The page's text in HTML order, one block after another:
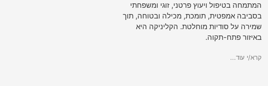
המתמחה בטיפול ויעוץ פרטני, זוגי ומשפחתי
בסביבה אמפטית, תומכת, מכילה ובטוחה, תוך
שמירה על סודיות מוחלטת. הקליניקה היא
באיזור פתח-תקוה.
קרא/י עוד...